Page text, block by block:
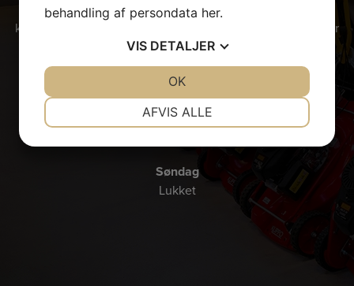
vores forretning i Slagelse på Sjælland. Her står vores
kompetente salgsteam klar til at vejlede dig, så du kommer
hjem med det helt rigtige udstyr.
Mandag – Fredag
kl. 7.30 – kl. 16.30
Lørdag
kl. 9.00 – kl. 13.00
Søndag
Lukket
behandling af persondata her.
VIS DETALJER
AFVIS ALLE
OK